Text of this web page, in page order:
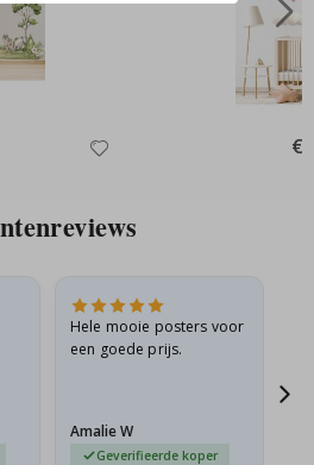
€
Hele mooie posters voor
een goede prijs.
Amalie W
Geverifieerde koper